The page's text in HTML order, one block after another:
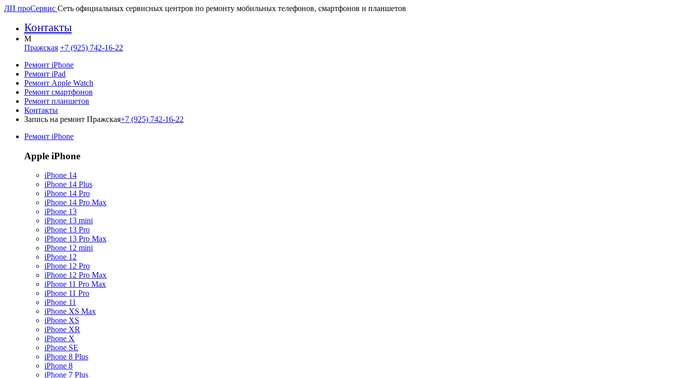
ЛП проСервис Сеть официальных сервисных центров по ремонту мобильных телефонов, смартфонов и планшетов
Контакты
M
Пражская +7 (925) 742-16-22
Ремонт iPhone
Ремонт iPad
Ремонт Apple Watch
Ремонт смартфонов
Ремонт планшетов
Контакты
Запись на ремонт Пражская+7 (925) 742-16-22
Ремонт iPhone
Apple iPhone
iPhone 14
iPhone 14 Plus
iPhone 14 Pro
iPhone 14 Pro Max
iPhone 13
iPhone 13 mini
iPhone 13 Pro
iPhone 13 Pro Max
iPhone 12 mini
iPhone 12
iPhone 12 Pro
iPhone 12 Pro Max
iPhone 11 Pro Max
iPhone 11 Pro
iPhone 11
iPhone XS Max
iPhone XS
iPhone XR
iPhone X
iPhone SE
iPhone 8 Plus
iPhone 8
iPhone 7 Plus